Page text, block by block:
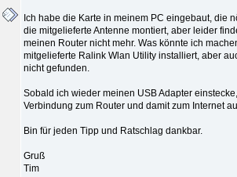
Ich habe die Karte in meinem PC eingebaut, die
die mitgelieferte Antenne montiert, aber leider
meinen Router nicht mehr. Was könnte ich
mitgelieferte Ralink Wlan Utility installiert, aber
nicht gefunden.
Sobald ich wieder meinen USB Adapter
Verbindung zum Router und damit zum Internet
Bin für jeden Tipp und Ratschlag dankbar.
Gruß
Tim